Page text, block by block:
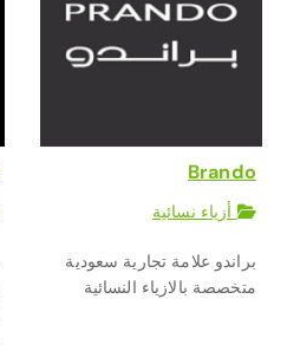
Brando
أزياء نسائية
براندو علامة تجارية سعودية
متخصصة بالازياء النسائية